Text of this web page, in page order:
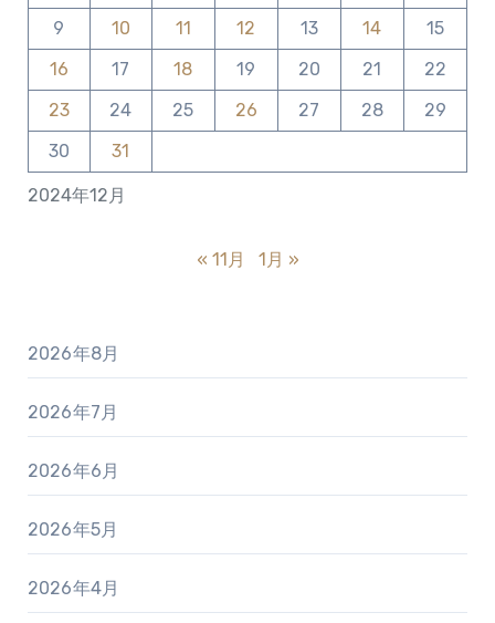
2024年12月
9
10 11 12 13 14
15
16
17 18 19 20 21
22
23
24 25 26 27 28
29
30
31
« 11月 1月 »
2026年8月
2026年7月
2026年6月
2026年5月
2026年4月